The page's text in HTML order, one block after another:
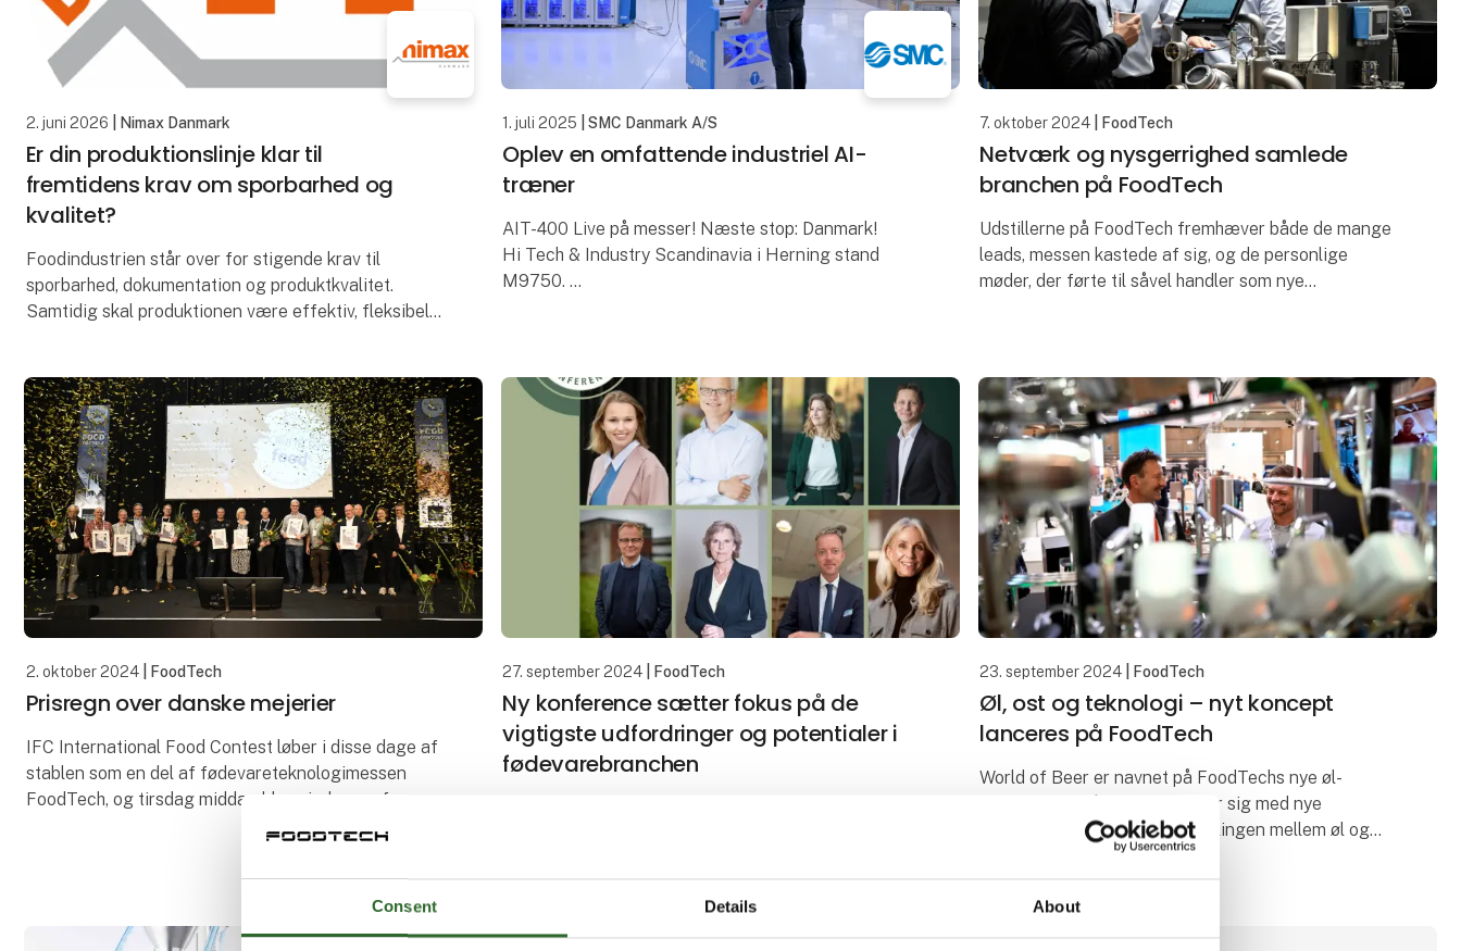
Consent Details About
2. juni 2026 | Nimax Danmark
Er din produktionslinje klar til
fremtidens krav om sporbarhed og
kvalitet?
Foodindustrien står over for stigende krav til
sporbarhed, dokumentation og produktkvalitet.
Samtidig skal produktionen være effektiv, fleksibel
På FoodTech 2026 viser Nimax Danmar
1. juli 2025 | SMC Danmark A/S
Oplev en omfattende industriel AI-
træner
AIT-400 Live på messer! Næste stop: Danmark!
Hi Tech & Industry Scandinavia i Herning stand
M9750.
⇢ Kunstigt syn – Identificér objekter.
⇢ Optimering af bevæg
7. oktober 2024 | FoodTech
Netværk og nysgerrighed samlede
branchen på FoodTech
Udstillerne på FoodTech fremhæver både de mange
leads, messen kastede af sig, og de personlige
møder, der førte til såvel handler som nye
2. oktober 2024| FoodTech
Prisregn over danske mejerier
IFC International Food Contest løber i disse dage af
stablen som en del af fødevareteknologimessen
FoodTech, og tirsdag middag blev vinderne af en
27. september 2024 | FoodTech
Ny konference sætter fokus på de
vigtigste udfordringer og potentialer i
fødevarebranchen
voksende fødevarebehov og reducere
klimaaftrykket. Den internation
23. september 2024 | FoodTech
Øl, ost og teknologi – nyt koncept
lanceres på FoodTech
World of Beer er navnet på FoodTechs nye øl-
koncept, der både beskæftiger sig med nye
teknologiske løsninger og koblingen mellem øl og
ost. World of Beer har premiere på den forestående
udgave af Food